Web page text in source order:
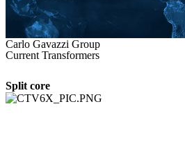
Carlo Gavazzi Group
Current Transformers
Split core